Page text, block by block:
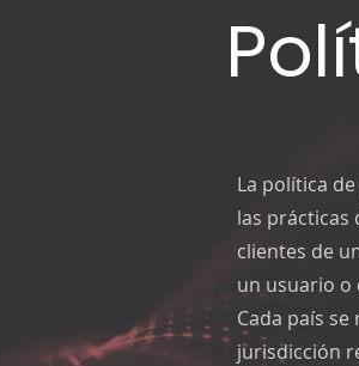
La política
las prácticas
clientes de
un usuario o
Cada país
jurisdicción